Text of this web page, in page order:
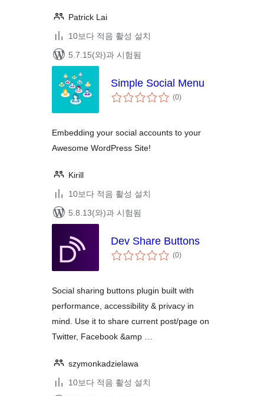
Patrick Lai
10보다 적음 활성 설치
5.7.15(와)과 시험됨
Simple Social Menu
(0전
체)
Embedding your social accounts to your
Awesome WordPress Site!
Kirill
10보다 적음 활성 설치
5.8.13(와)과 시험됨
Dev Share Buttons
(0전
체)
Social sharing buttons plugin built with
performance, accessibility & privacy in
mind. Use it to share current post/page on
Twitter, Facebook &amp …
szymonkadzielawa
10보다 적음 활성 설치